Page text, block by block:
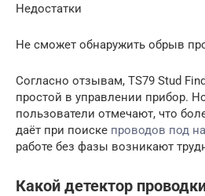
Недостатки
Не сможет обнаружить обрыв
Согласно отзывам, TS79 Stud
простой в управлении прибор.
пользователи отмечают, что
даёт при поиске проводов под
работе без фазы возникают
Какой детектор